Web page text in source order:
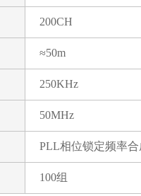
200CH
≈50m
250KHz
50MHz
PLL相位锁定频率合
100组